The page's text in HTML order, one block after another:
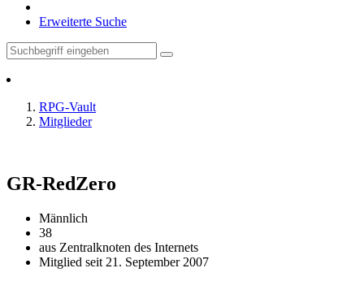
Erweiterte Suche
RPG-Vault
Mitglieder
GR-RedZero
Männlich
38
aus Zentralknoten des Internets
Mitglied seit 21. September 2007